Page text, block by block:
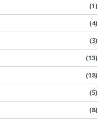
(1)
(4)
(3)
(13)
(18)
(5)
(8)